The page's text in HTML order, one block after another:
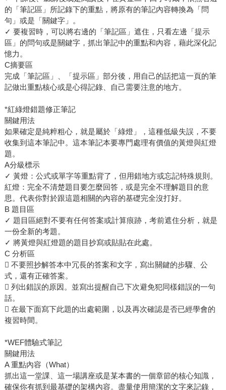
的「筆記區」所記錄下的重點，將原有的筆記內容轉換為「問
句」或是「關鍵字」。
✓ 要複習時，可以將右邊的「筆記區」遮住，只看左邊「提示
區」的問句或是關鍵字，抓出筆記中的重點和內容，藉此深化記
憶力。
C摘要區
完成「筆記區」、「提示區」部分後，用自己的話把這一頁的筆
記做出重點核心或是心得記錄、自己需要注意的地方。
*紅綠燈錯題修正筆記
關鍵用法
如果確定是純粹粗心，就是屬於「綠燈」，這種低級失誤，不要
收集到這本筆記中。這本筆記本要專門處理有價值的黃燈與紅燈
題。
A分級標示
✓ 黃燈：公式或單字等重點背了，但用錯地方或忘記特殊規則。
紅燈：完全不清楚題目要怎麼回答，或是完全不理解題目的意
思。代表你對於跟這題相關的內容的基礎完全沒打好。
B 題目區
✓ 題目區絕對不要有任何答案或計算痕跡，考前遮住分析，就是
一份全新的考題。
✓ 將黃燈與紅燈題的題目抄寫或貼貼在此處。
C 分析區
 不要照抄解答本中冗長的答案和文字，寫出關鍵的步驟、公
式，還有正確答案。
 列出錯誤的原因。並寫出提醒自己下次避免犯同樣錯誤的一句
話。
 在最下面寫下此題的出處範圍，以及再次確認是否已經學會的
複習時間。
*WEF體驗式筆記
關鍵用法
A 重點內容（What）
抓出這一堂課、這一場講座或是某本書的一個章節的核心知識，
確保你有抓到最基礎的架構內容。盡量使用簡潔的文字來記錄，